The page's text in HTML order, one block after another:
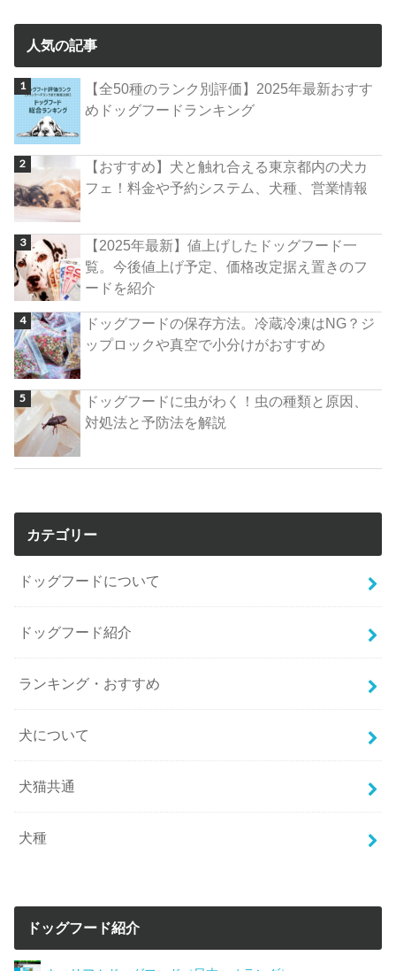
人気の記事
【全50種のランク別評価】2025年最新おすす
めドッグフードランキング
【おすすめ】犬と触れ合える東京都内の犬カ
フェ！料金や予約システム、犬種、営業情報
【2025年最新】値上げしたドッグフード一
覧。今後値上げ予定、価格改定据え置きのフ
ードを紹介
ドッグフードの保存方法。冷蔵冷凍はNG？ジ
ップロックや真空で小分けがおすすめ
ドッグフードに虫がわく！虫の種類と原因、
対処法と予防法を解説
カテゴリー
ドッグフードについて
ドッグフード紹介
ランキング・おすすめ
犬について
犬猫共通
犬種
ドッグフード紹介